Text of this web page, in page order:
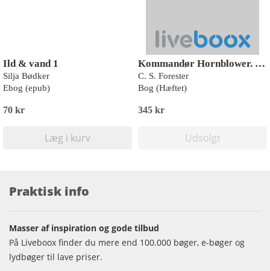
Ild & vand 1
Silja Bødker
Ebog (epub)
70 kr
Læg i kurv
Kommandør Hornblower. Bind 2
C. S. Forester
Bog (Hæftet)
345 kr
Udsolgt
Praktisk info
Masser af inspiration og gode tilbud
På Liveboox finder du mere end 100.000 bøger, e-bøger og
lydbøger til lave priser.